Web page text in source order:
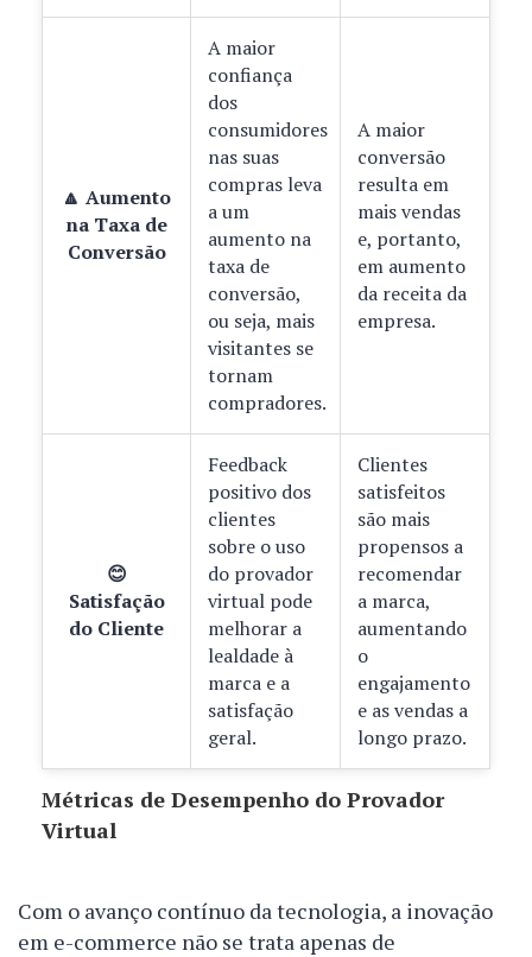
Métricas de Desempenho do Provador
Virtual
🔼 Aumento
na Taxa de
Conversão
A maior
confiança
dos
consumidores
nas suas
compras leva
a um
aumento na
taxa de
conversão,
ou seja, mais
visitantes se
tornam
compradores.
A maior
conversão
resulta em
mais vendas
e, portanto,
em aumento
da receita da
empresa.
😊
Satisfação
do Cliente
Feedback
positivo dos
clientes
sobre o uso
do provador
virtual pode
melhorar a
lealdade à
marca e a
satisfação
geral.
Clientes
satisfeitos
são mais
propensos a
recomendar
a marca,
aumentando
o
engajamento
e as vendas a
longo prazo.
Com o avanço contínuo da tecnologia, a inovação
em e-commerce não se trata apenas de